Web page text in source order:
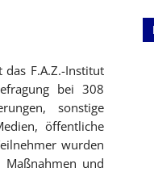
das F.A.Z.-Institut
bei 308
sonstige
öffentliche
wurden
Maßnahmen und